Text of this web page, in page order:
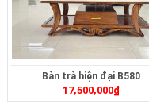
Bàn trà hiện đại B580
17,500,000₫